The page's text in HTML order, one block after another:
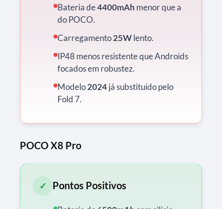
Bateria de4400mAh menor que a
do POCO.
Carregamento25Wlento.
IP48 menos resistente que Androids
focados em robustez.
Modelo2024já substituído pelo
Fold 7.
POCO X8 Pro
✓ Pontos Positivos